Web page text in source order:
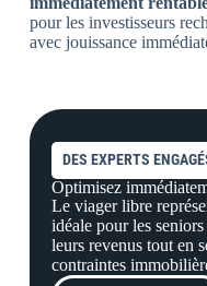
pour les investisseurs
avec jouissance
DES EXPERTS
Optimisez
Le viager libre
idéale pour les
leurs revenus tout en
contraintes